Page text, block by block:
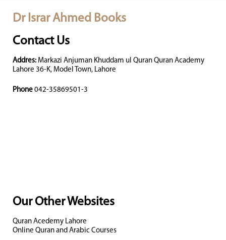
Dr Israr Ahmed Books
Contact Us
Addres: Markazi Anjuman Khuddam ul Quran Quran Academy
Lahore 36-K, Model Town, Lahore
Phone 042-35869501-3
Our Other Websites
Quran Acedemy Lahore
Online Quran and Arabic Courses